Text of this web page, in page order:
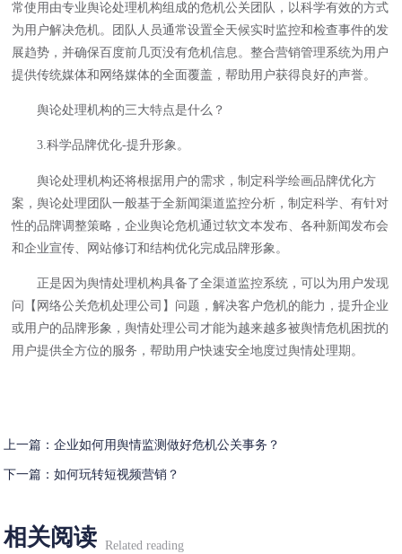
常使用由专业舆论处理机构组成的危机公关团队，以科学有效的方式
为用户解决危机。团队人员通常设置全天候实时监控和检查事件的发
展趋势，并确保百度前几页没有危机信息。整合营销管理系统为用户
提供传统媒体和网络媒体的全面覆盖，帮助用户获得良好的声誉。
舆论处理机构的三大特点是什么？
3.科学品牌优化-提升形象。
舆论处理机构还将根据用户的需求，制定科学绘画品牌优化方
案，舆论处理团队一般基于全新闻渠道监控分析，制定科学、有针对
性的品牌调整策略，企业舆论危机通过软文本发布、各种新闻发布会
和企业宣传、网站修订和结构优化完成品牌形象。
正是因为舆情处理机构具备了全渠道监控系统，可以为用户发现
问【网络公关危机处理公司】问题，解决客户危机的能力，提升企业
或用户的品牌形象，舆情处理公司才能为越来越多被舆情危机困扰的
用户提供全方位的服务，帮助用户快速安全地度过舆情处理期。
上一篇：企业如何用舆情监测做好危机公关事务？
下一篇：如何玩转短视频营销？
相关阅读 Related reading